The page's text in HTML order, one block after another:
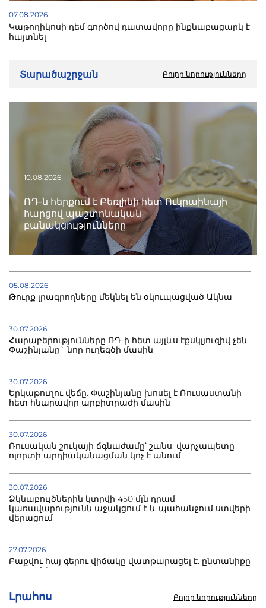
Լրահոս Բոլոր նորությունները
07.08.2026
Կաթողիկոսի դեմ գործով դատավորը ինքնաբացարկ է
հայտնել
Տարածաշրջան Բոլոր նորությունները
10.08.2026
ՌԴ-ն հերքում է Բեռլինի հետ Ուկրաինայի
հարցով պաշտոնական
բանակցությունները
05.08.2026
Թուրք լրագրողները մեկնել են օկուպացված Ակնա
30.07.2026
Հարաբերությունները ՌԴ-ի հետ այլևս էքսկլյուզիվ չեն.
Փաշինյանը` նոր ուղեգծի մասին
30.07.2026
Երկաթուղու վեճը. Փաշինյանը խոսել է Ռուսաստանի
հետ հնարավոր արբիտրաժի մասին
30.07.2026
Ռուսական շուկայի ճգնաժամը՝ շանս. վարչապետը
ոլորտի արդիականացման կոչ է անում
30.07.2026
Ձկնաբույծներին կտրվի 450 մլն դրամ.
կառավարությունն աջակցում է և պահանջում ստվերի
վերացում
27.07.2026
Բաքվու հայ գերու վիճակը վատթարացել է. ընտանիքը
լուր չունի
27.07.2026